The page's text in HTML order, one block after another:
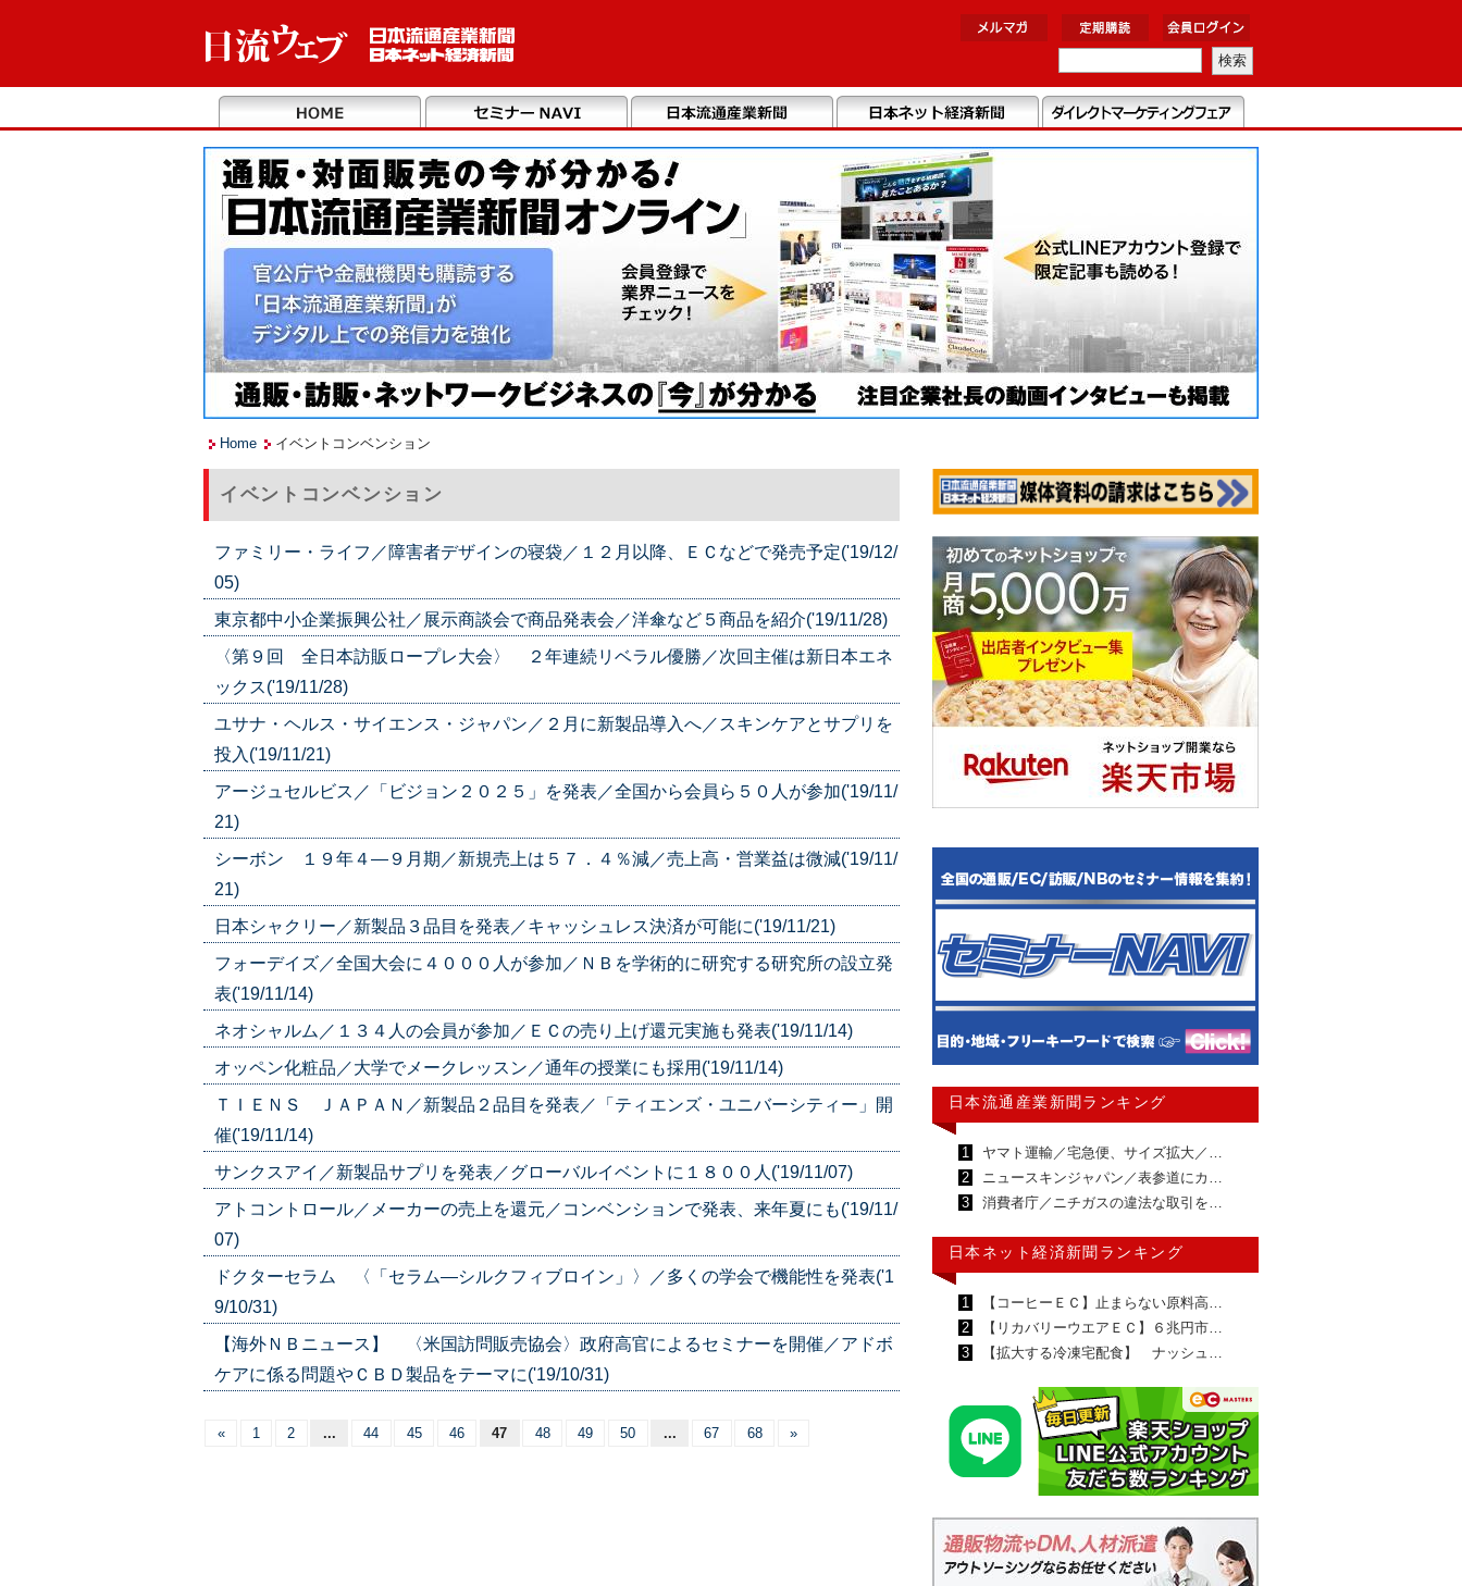
Home イベントコンベンション
イベントコンベンション
ファミリー・ライフ／障害者デザインの寝袋／１２月以降、ＥＣなどで発売予定('19/12/
05)
東京都中小企業振興公社／展示商談会で商品発表会／洋傘など５商品を紹介('19/11/28)
〈第９回 全日本訪販ロープレ大会〉 ２年連続リベラル優勝／次回主催は新日本エネ
ックス('19/11/28)
ユサナ・ヘルス・サイエンス・ジャパン／２月に新製品導入へ／スキンケアとサプリを
投入('19/11/21)
アージュセルビス／「ビジョン２０２５」を発表／全国から会員ら５０人が参加('19/11/
21)
シーボン １９年４―９月期／新規売上は５７．４％減／売上高・営業益は微減('19/11/
21)
日本シャクリー／新製品３品目を発表／キャッシュレス決済が可能に('19/11/21)
フォーデイズ／全国大会に４０００人が参加／ＮＢを学術的に研究する研究所の設立発
表('19/11/14)
ネオシャルム／１３４人の会員が参加／ＥＣの売り上げ還元実施も発表('19/11/14)
オッペン化粧品／大学でメークレッスン／通年の授業にも採用('19/11/14)
ＴＩＥＮＳ ＪＡＰＡＮ／新製品２品目を発表／「ティエンズ・ユニバーシティー」開
催('19/11/14)
サンクスアイ／新製品サプリを発表／グローバルイベントに１８００人('19/11/07)
アトコントロール／メーカーの売上を還元／コンベンションで発表、来年夏にも('19/11/
07)
ドクターセラム 〈「セラム―シルクフィブロイン」〉／多くの学会で機能性を発表('1
9/10/31)
【海外ＮＢニュース】 〈米国訪問販売協会〉政府高官によるセミナーを開催／アドボ
ケアに係る問題やＣＢＤ製品をテーマに('19/10/31)
« 1 2 ... 44 45 46 47 48 49 50 ... 67 68 »
日本流通産業新聞ランキング
1
ヤマト運輸／宅急便、サイズ拡大／…
2
ニュースキンジャパン／表参道にカ…
3
消費者庁／ニチガスの違法な取引を…
日本ネット経済新聞ランキング
1
【コーヒーＥＣ】止まらない原料高…
2
【リカバリーウエアＥＣ】６兆円市…
3
【拡大する冷凍宅配食】 ナッシュ…